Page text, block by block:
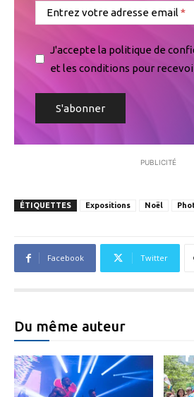
Entrez votre adresse email
J'accepte la politique de
et les conditions pour
PUBLICITÉ
ÉTIQUETTES Expositions Noël
Facebook Twitter
Du même auteur